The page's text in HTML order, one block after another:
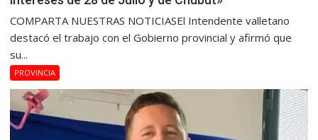
COMPARTA NUESTRAS NOTICIASEl Intendente valletano
destacó el trabajo con el Gobierno provincial y afirmó que
su...
PROVINCIA